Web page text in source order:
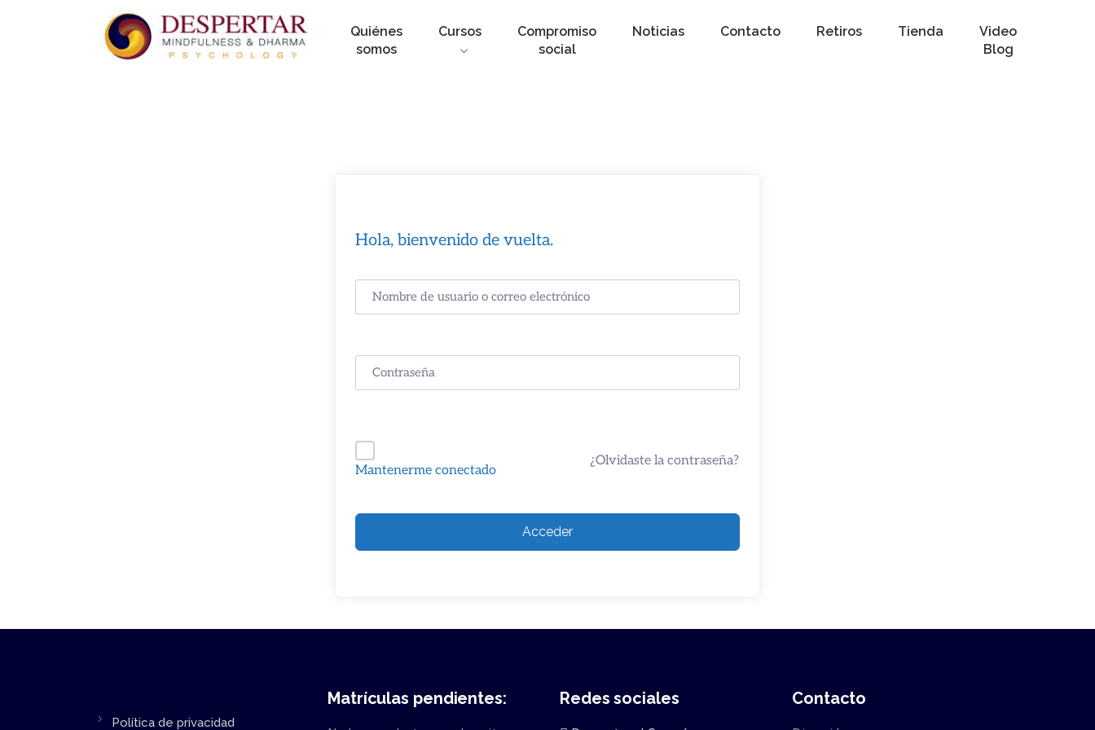
Quiénes
somos
Cursos
Compromiso
social
Noticias Contacto Retiros Tienda
Video
Blog
Hola, bienvenido de vuelta.
Mantenerme conectado
¿Olvidaste la contraseña?
Acceder
Política de privacidad
Matrículas pendientes: Redes sociales Contacto